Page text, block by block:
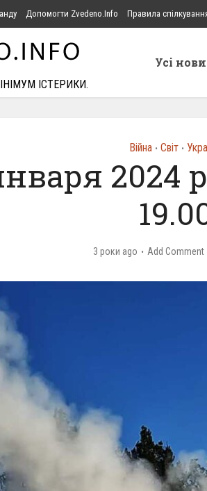
Допомогти Zvedeno.Info Правила
ІСТЕРИКИ.
Усі
Війна • Світ •
3 роки ago Add Comment